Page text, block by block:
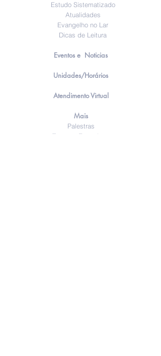
Estudo Sistematizado
Atualidades
Evangelho no Lar
Dicas de Leitura
Eventos e Noticias
Unidades/Horários
Atendimento Virtual
Mais
Palestras
Temas e Expositores